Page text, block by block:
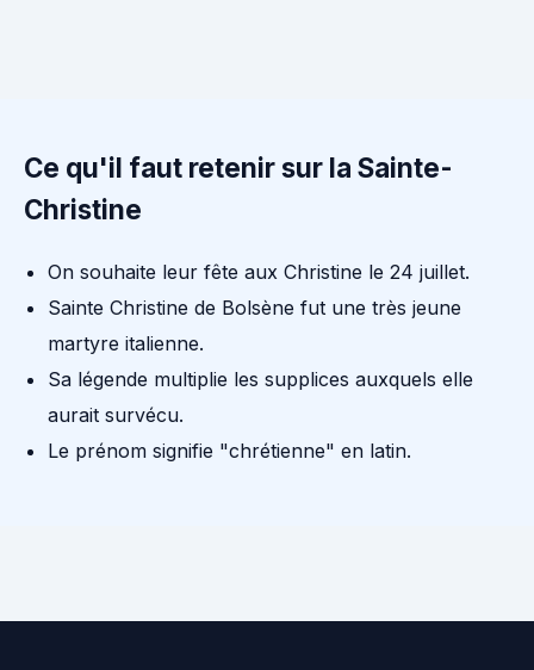
Ce qu'il faut retenir sur la Sainte-
Christine
On souhaite leur fête aux Christine le 24 juillet.
Sainte Christine de Bolsène fut une très jeune
martyre italienne.
Sa légende multiplie les supplices auxquels elle
aurait survécu.
Le prénom signifie "chrétienne" en latin.